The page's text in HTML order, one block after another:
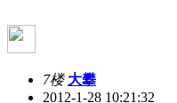
7楼 大攀
2012-1-28 10:21:32